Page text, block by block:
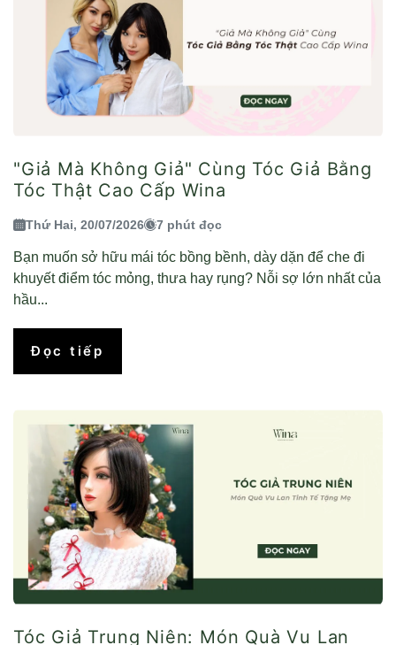
"Giả Mà Không Giả" Cùng Tóc Giả Bằng
Tóc Thật Cao Cấp Wina
Thứ Hai, 20/07/2026 7 phút đọc
Bạn muốn sở hữu mái tóc bồng bềnh, dày dặn để che đi
khuyết điểm tóc mỏng, thưa hay rụng? Nỗi sợ lớn nhất của
hầu...
Đọc tiếp
Tóc Giả Trung Niên: Món Quà Vu Lan